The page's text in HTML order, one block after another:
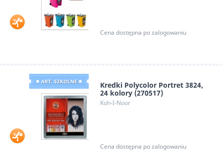
Cena dostępna po zalogowaniu
ART. SZKOLNE
Kredki Polycolor Portret 3824,
24 kolory (270517)
Koh-I-Noor
Cena dostępna po zalogowaniu